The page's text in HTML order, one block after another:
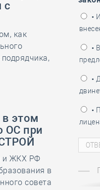
День пограничника
с
как
этом
ОС при
и ЖКХ РФ
в
совета
•
•
•
•